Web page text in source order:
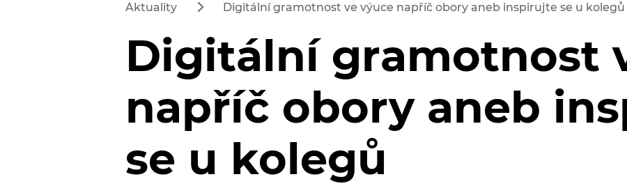
Aktuality Digitální gramotnost ve výuce napříč obory aneb inspirujte se u kolegů
Digitální gramotnost
napříč obory aneb
se u kolegů